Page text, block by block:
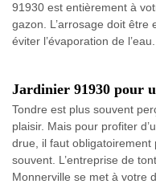
91930 est entièrement à
gazon. L’arrosage doit
éviter l’évaporation de l’eau.
Jardinier 91930 pour
Tondre est plus souvent
plaisir. Mais pour profiter
drue, il faut
souvent. L’entreprise de
Monnerville se met à votre